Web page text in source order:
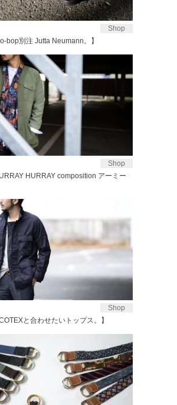
Shop
bop別注 Jutta Neumann。】
Shop
HURRAY composition アーミー
Shop
と合わせたいトップス。】